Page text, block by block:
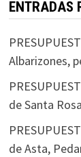
ENTRADAS
Albarizones,
de Santa
de Asta,